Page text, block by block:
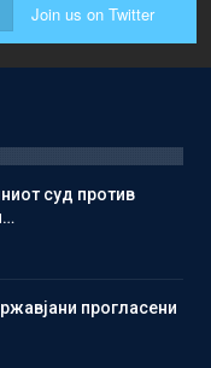
Join us on Twitter
суд против
прогласени